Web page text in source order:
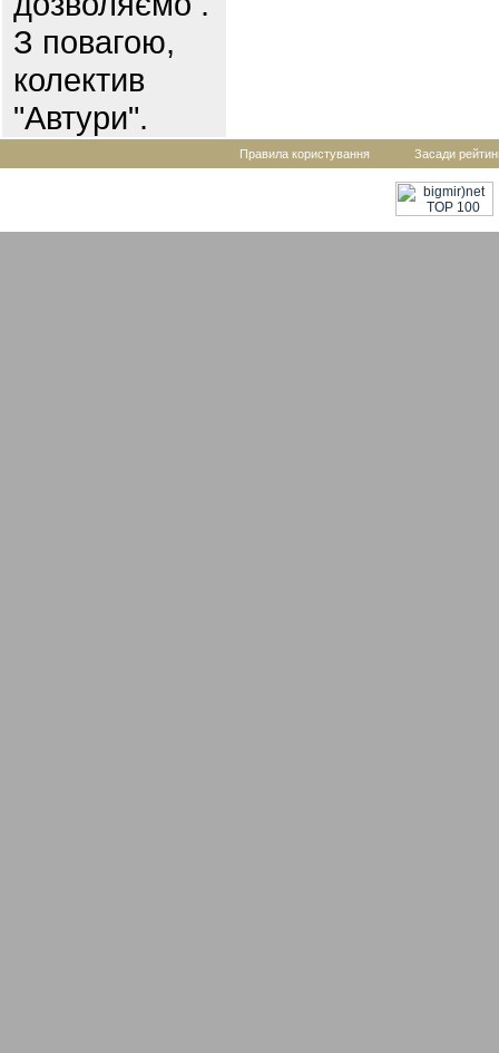
З повагою,
колектив
"Автури".
Правила користування Засади